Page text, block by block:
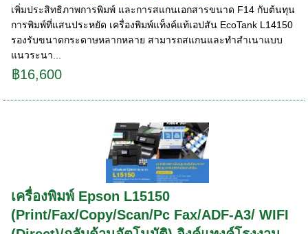
เพิ่มประสิทธิภาพการพิมพ์ และการสแกนเอกสารขนาด F14 กับต้นทุน
การพิมพ์ที่แสนประหยัด เครื่องพิมพ์แท็งค์แท้เอปสัน EcoTank L14150
รองรับขนาดกระดาษหลากหลาย สามารถสแกนและทำสำเนาแบบ
แนวระนา...
฿16,600
เครื่องพิมพ์ Epson L15150
(Print/Fax/Copy/Scan/Pc Fax/ADF-A3/ WIFI